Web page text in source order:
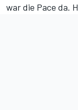
war die Pace da.